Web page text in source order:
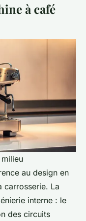
à café
au design en
carrosserie. La
interne : le
des circuits